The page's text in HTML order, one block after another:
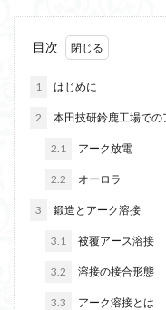
目次
1 はじめに
2 本田技研鈴鹿工場での
2.1 アーク放電
2.2 オーロラ
3 鍛造とアーク溶接
3.1 被覆アース溶接
3.2 溶接の接合形態
3.3 アーク溶接とは